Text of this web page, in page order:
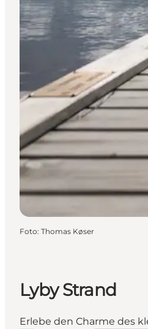
Foto: Thomas Køser
Lyby Strand
Erlebe den Charme des